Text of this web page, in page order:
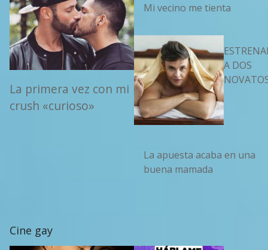
La primera vez con mi
crush «curioso»
Mi vecino me tienta
A DOS
La apuesta acaba en una
buena mamada
Cine gay